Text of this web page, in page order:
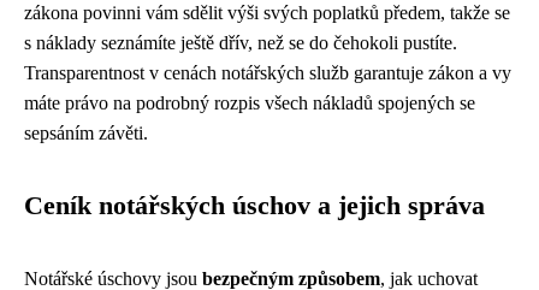
zákona povinni vám sdělit výši svých poplatků předem, takže se
s náklady seznámíte ještě dřív, než se do čehokoli pustíte.
Transparentnost v cenách notářských služb garantuje zákon a vy
máte právo na podrobný rozpis všech nákladů spojených se
sepsáním závěti.
Ceník notářských úschov a jejich správa
Notářské úschovy jsou bezpečným způsobem, jak uchovat